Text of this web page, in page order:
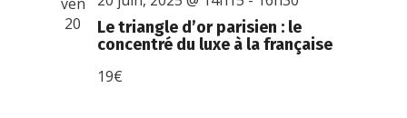
20
Le triangle d’or parisien : le
concentré du luxe à la française
19€